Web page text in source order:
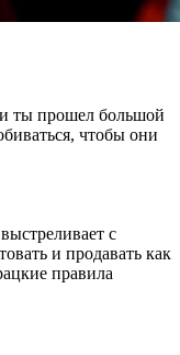
и ты прошел большой
чтобы они
с
и продавать как
правила